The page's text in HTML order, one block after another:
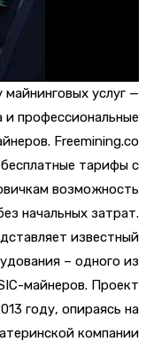
майнинговых
и
майнеров.
бесплатные
новичкам
без начальных
представляет
–
ASIC-майнеров.
в 2013 году,
материнской